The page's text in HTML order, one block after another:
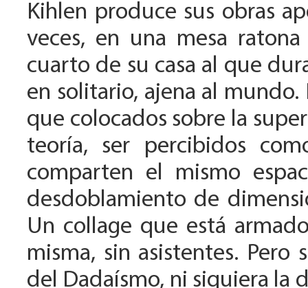
Kihlen produce sus obras
veces, en una mesa
cuarto de su casa al que
en solitario, ajena al
que colocados sobre la
teoría, ser percibidos
comparten el mismo
desdoblamiento de
Un collage que está
misma, sin asistentes.
del Dadaísmo, ni siquiera la